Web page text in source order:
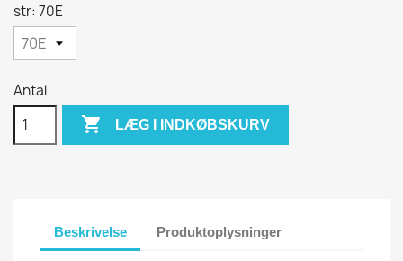
str: 70E
Antal
 LÆG I INDKØBSKURV
Beskrivelse Produktoplysninger